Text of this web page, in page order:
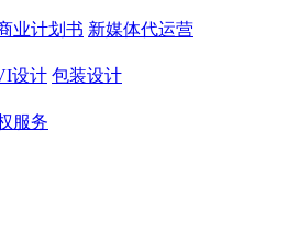
业计划书 新媒体代运营
设计 包装设计
服务